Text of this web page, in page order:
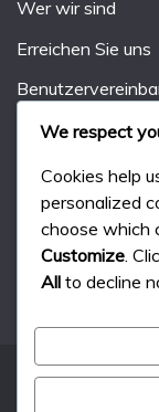
Wer wir sind
Erreichen Sie uns
Suche
Search
We respect
Cookies help
personalized
choose which
Customize .
All to decline